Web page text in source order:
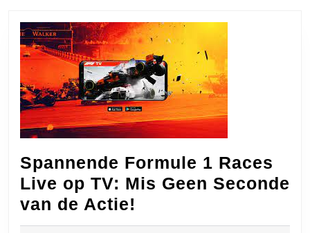
Spannende Formule 1 Races
Live op TV: Mis Geen Seconde
van de Actie!
Formule